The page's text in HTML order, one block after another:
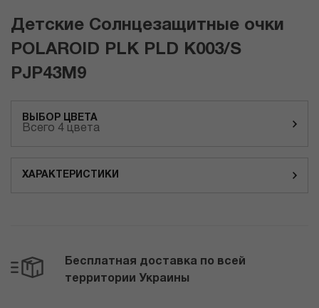
Детские Солнцезащитные очки
POLAROID PLK PLD K003/S
PJP43M9
ВЫБОР ЦВЕТА
Всего 4 цвета
ХАРАКТЕРИСТИКИ
Бесплатная доставка по всей
территории Украины